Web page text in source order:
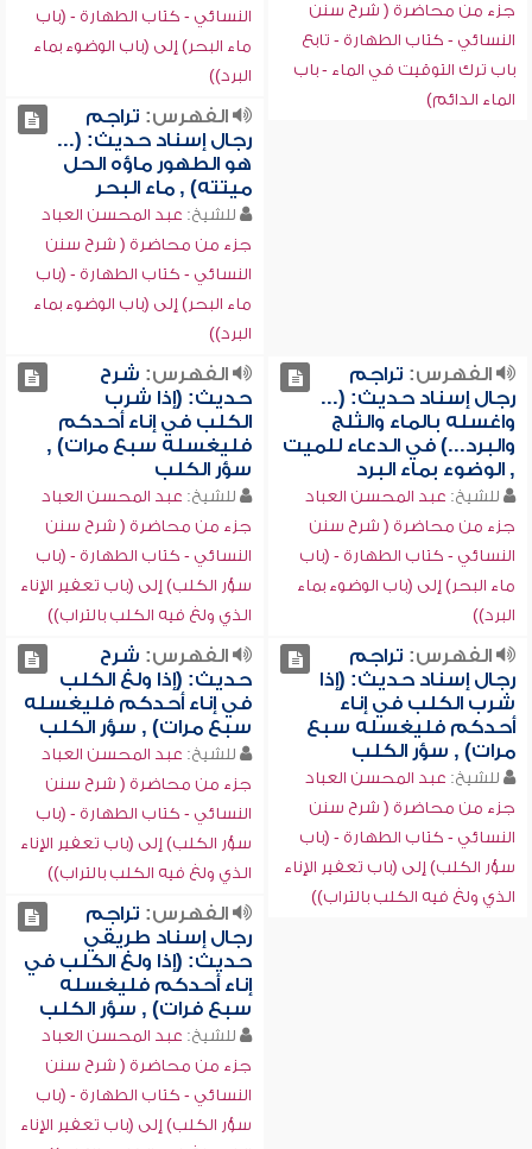
جزء من محاضرة ( شرح سنن
النسائي - كتاب الطهارة - تابع
باب ترك التوقيت في الماء - باب
الماء الدائم)
النسائي - كتاب الطهارة - (باب
ماء البحر) إلى (باب الوضوء بماء
البرد))
الفهرس: تراجم
رجال إسناد حديث: (...
هو الطهور ماؤه الحل
ميتته) , ماء البحر
للشيخ: عبد المحسن العباد
جزء من محاضرة ( شرح سنن
النسائي - كتاب الطهارة - (باب
ماء البحر) إلى (باب الوضوء بماء
البرد))
الفهرس: تراجم
رجال إسناد حديث: (...
واغسله بالماء والثلج
والبرد...) في الدعاء للميت
, الوضوء بماء البرد
للشيخ: عبد المحسن العباد
جزء من محاضرة ( شرح سنن
النسائي - كتاب الطهارة - (باب
ماء البحر) إلى (باب الوضوء بماء
البرد))
الفهرس: شرح
حديث: (إذا شرب
الكلب في إناء أحدكم
فليغسله سبع مرات) ,
سؤر الكلب
للشيخ: عبد المحسن العباد
جزء من محاضرة ( شرح سنن
النسائي - كتاب الطهارة - (باب
سؤر الكلب) إلى (باب تعفير الإناء
الذي ولغ فيه الكلب بالتراب))
الفهرس: تراجم
رجال إسناد حديث: (إذا
شرب الكلب في إناء
أحدكم فليغسله سبع
مرات) , سؤر الكلب
للشيخ: عبد المحسن العباد
جزء من محاضرة ( شرح سنن
النسائي - كتاب الطهارة - (باب
سؤر الكلب) إلى (باب تعفير الإناء
الذي ولغ فيه الكلب بالتراب))
الفهرس: شرح
حديث: (إذا ولغ الكلب
في إناء أحدكم فليغسله
سبع مرات) , سؤر الكلب
للشيخ: عبد المحسن العباد
جزء من محاضرة ( شرح سنن
النسائي - كتاب الطهارة - (باب
سؤر الكلب) إلى (باب تعفير الإناء
الذي ولغ فيه الكلب بالتراب))
الفهرس: تراجم
رجال إسناد طريقي
حديث: (إذا ولغ الكلب في
إناء أحدكم فليغسله
سبع فرات) , سؤر الكلب
للشيخ: عبد المحسن العباد
جزء من محاضرة ( شرح سنن
النسائي - كتاب الطهارة - (باب
سؤر الكلب) إلى (باب تعفير الإناء